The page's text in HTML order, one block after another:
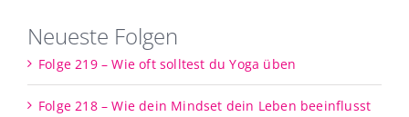
Neueste Folgen
Folge 219 – Wie oft solltest du Yoga üben
Folge 218 – Wie dein Mindset dein Leben beeinflusst